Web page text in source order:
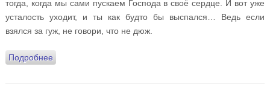
тогда, когда мы сами пускаем Господа в своё сердце. И вот уже
усталость уходит, и ты как будто бы выспался… Ведь если
взялся за гуж, не говори, что не дюж.
Подробнеео Дневник духовника Олимпийской сборной России.
батюшкины рассказы и племянник князя